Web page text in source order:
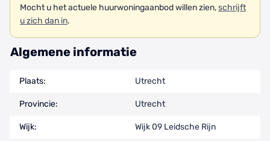
Mocht u het actuele huurwoningaanbod willen zien,schrijft
u zich dan in.
Algemene informatie
Plaats: Utrecht
Provincie: Utrecht
Wijk: Wijk 09 Leidsche Rijn